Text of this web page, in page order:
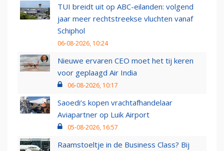
TUI breidt uit op ABC-eilanden: volgend
jaar meer rechtstreekse vluchten vanaf
Schiphol
06-08-2026, 10:24
Nieuwe ervaren CEO moet het tij keren
voor geplaagd Air India
06-08-2026, 10:17
Saoedi’s kopen vrachtafhandelaar
Aviapartner op Luik Airport
05-08-2026, 16:57
Raamstoeltje in de Business Class? Bij